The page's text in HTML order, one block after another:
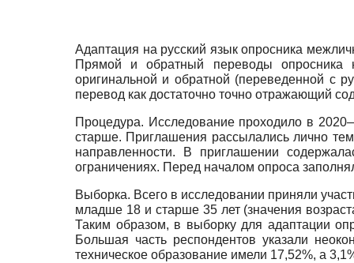
Адаптация на русский язык опросника
Прямой и обратный переводы опросника
оригинальной и обратной (переведенной с
перевод как достаточно точно отражающий
Процедура. Исследование проходило в
старше. Приглашения рассылались лично
направленности. В приглашении
ограничениях. Перед началом опроса
Выборка. Всего в исследовании приняли
младше 18 и старше 35 лет (значения
Таким образом, в выборку для адаптации
Большая часть респондентов указали
техническое образование имели 17,52%, а